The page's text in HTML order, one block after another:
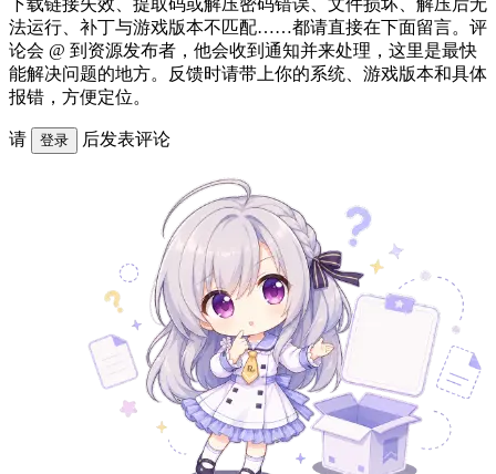
法运行、补丁与游戏版本不匹配……都请直接在下面留言。评
论会 @ 到资源发布者，他会收到通知并来处理，这里是最快
能解决问题的地方。反馈时请带上你的系统、游戏版本和具体
报错，方便定位。
请 登录 后发表评论